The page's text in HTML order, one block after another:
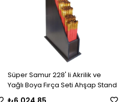
Süper Samur 228' li Akrilik ve
Yağlı Boya Fırça Seti Ahşap Stand